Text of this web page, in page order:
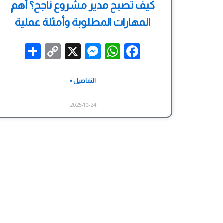
كيف تصبح مدير مشروع ناجح؟ أهم
المهارات المطلوبة وأمثلة عملية
Facebook
WhatsApp
Messenger
X
Copy
التفاصيل »
2025-10-24